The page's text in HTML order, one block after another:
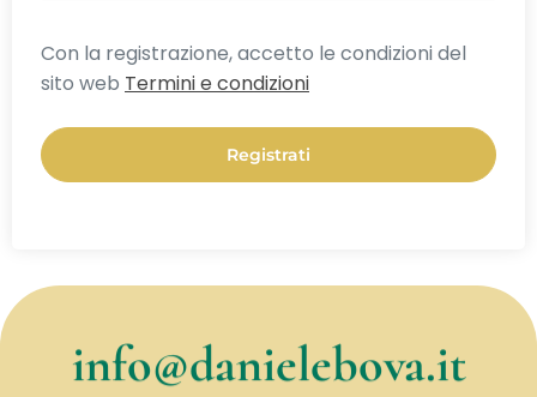
Alternative:
Con la registrazione, accetto le condizioni del
sito web Termini e condizioni
Registrati
info@danielebova.it